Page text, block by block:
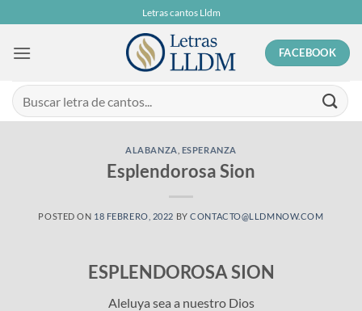
to
content
Letras cantos Lldm
FACEBOOK
ALABANZA ESPERANZA
Esplendorosa Sion
POSTED ON 18 FEBRERO, 2022 BYCONTACTO@LLDMNOW.COM
ESPLENDOROSA SION
Aleluya sea a nuestro Dios